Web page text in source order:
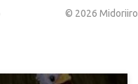
© 2026 Midoriiro